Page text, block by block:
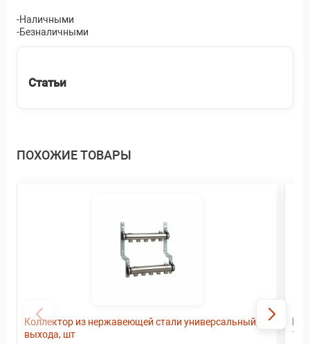
-Наличными
-Безналичными
Статьи
ПОХОЖИЕ ТОВАРЫ
Коллектор из нержавеющей стали универсальный, 3
выхода, шт
11